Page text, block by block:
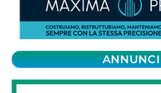
ANNUNCI